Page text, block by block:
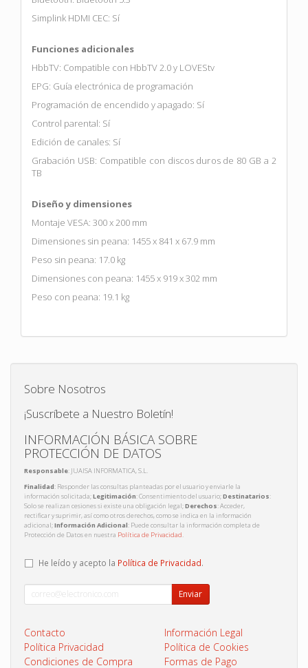
Simplink HDMI CEC: Sí
Funciones adicionales
HbbTV: Compatible con HbbTV 2.0 y LOVEStv
EPG: Guía electrónica de programación
Programación de encendido y apagado: Sí
Control parental: Sí
Edición de canales: Sí
Grabación USB: Compatible con discos duros de 80 GB a 2
TB
Diseño y dimensiones
Montaje VESA: 300 x 200 mm
Dimensiones sin peana: 1455 x 841 x 67.9 mm
Peso sin peana: 17.0 kg
Dimensiones con peana: 1455 x 919 x 302 mm
Peso con peana: 19.1 kg
Sobre Nosotros
¡Suscríbete a Nuestro Boletín!
INFORMACIÓN BÁSICA SOBRE
PROTECCIÓN DE DATOS
Responsable: JUAISA INFORMATICA, S.L.
Finalidad: Responder las consultas planteadas por el usuario y enviarle la
información solicitada;Legitimación: Consentimiento del usuario;Destinatarios:
Solo se realizan cesiones si existe una obligación legal;Derechos: Acceder,
rectificar y suprimir, así como otros derechos, como se indica en la información
adicional;Información Adicional: Puede consultar la información completa de
Protección de Datos en nuestra Política de Privacidad.
He leído y acepto la Política de Privacidad.
Enviar
Contacto
Información Legal
Política Privacidad
Política de Cookies
Condiciones de Compra
Formas de Pago